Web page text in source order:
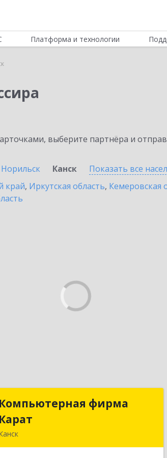
Платформа и технологии
выберите партнёра и
Норильск Канск Показать все
край, Иркутская область, Кемеровская
Компьютерная фирма
Карат
Компьютерная фирма